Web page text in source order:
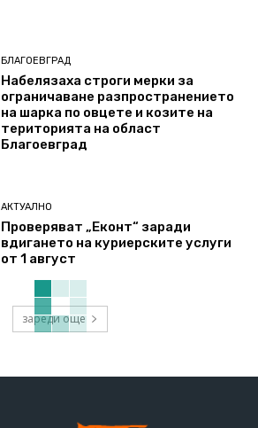
БЛАГОЕВГРАД
Набелязаха строги мерки за
ограничаване разпространението
на шарка по овцете и козите на
територията на област
Благоевград
АКТУАЛНО
Проверяват „Еконт“ заради
вдигането на куриерските услуги
от 1 август
зареди още